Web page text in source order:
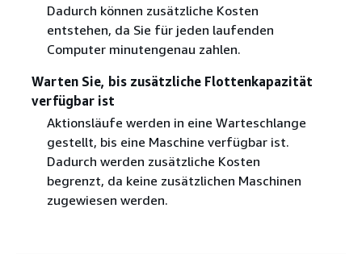
Dadurch können zusätzliche Kosten
entstehen, da Sie für jeden laufenden
Computer minutengenau zahlen.
Warten Sie, bis zusätzliche Flottenkapazität
verfügbar ist
Aktionsläufe werden in eine Warteschlange
gestellt, bis eine Maschine verfügbar ist.
Dadurch werden zusätzliche Kosten
begrenzt, da keine zusätzlichen Maschinen
zugewiesen werden.